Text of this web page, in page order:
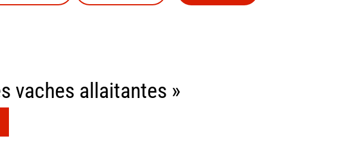
vaches allaitantes »